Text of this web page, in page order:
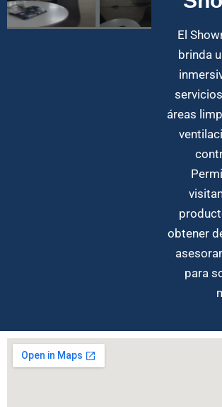
El
brinda
áreas
obtener
para